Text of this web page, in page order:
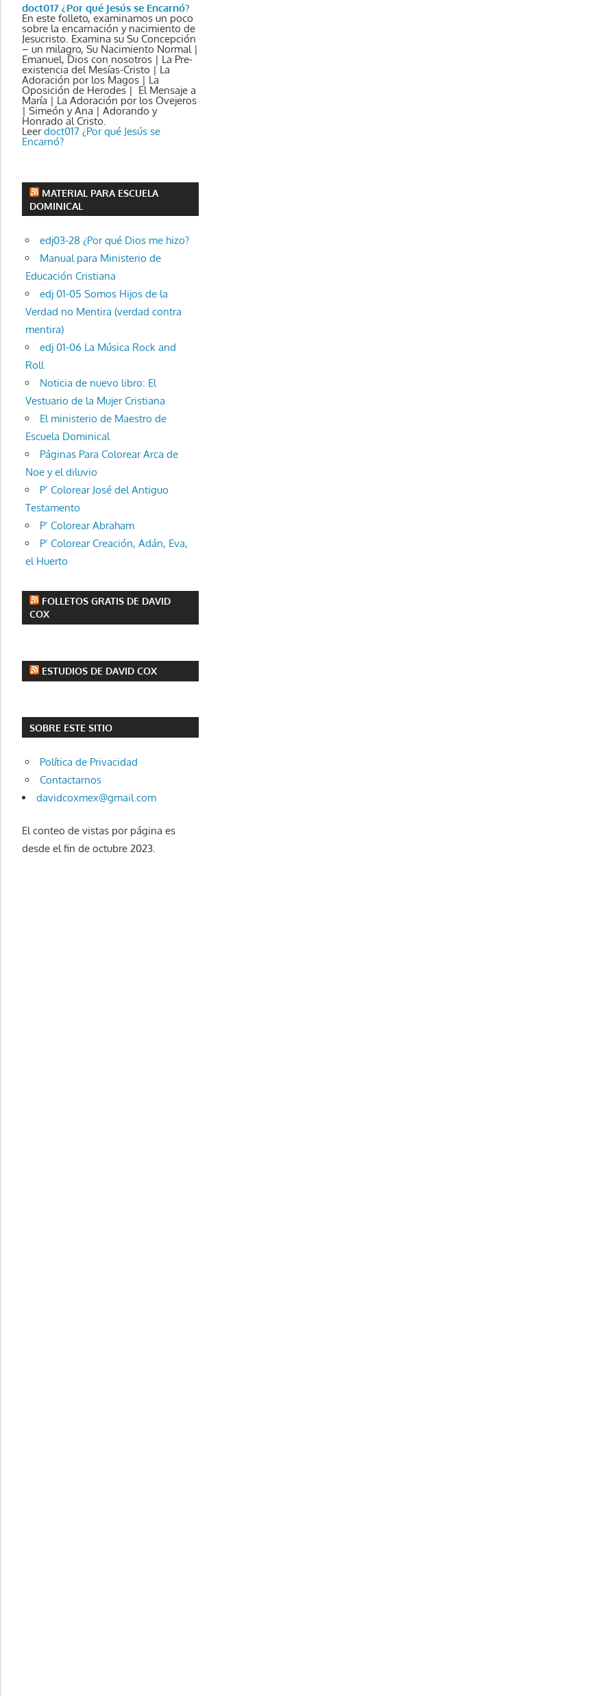
doct017 ¿Por qué Jesús se Encarnó?
En este folleto, examinamos un poco
sobre la encarnación y nacimiento de
Jesucristo. Examina su Su Concepción
– un milagro, Su Nacimiento Normal |
Emanuel, Dios con nosotros | La Pre-
existencia del Mesías-Cristo | La
Adoración por los Magos | La
Oposición de Herodes | El Mensaje a
María | La Adoración por los Ovejeros
| Simeón y Ana | Adorando y
Honrado al Cristo.
Leerdoct017 ¿Por qué Jesús se
Encarnó?
MATERIAL PARA ESCUELA
DOMINICAL
edj03-28 ¿Por qué Dios me hizo?
Manual para Ministerio de
Educación Cristiana
edj 01-05 Somos Hijos de la
Verdad no Mentira (verdad contra
mentira)
edj 01-06 La Música Rock and
Roll
Noticia de nuevo libro: El
Vestuario de la Mujer Cristiana
El ministerio de Maestro de
Escuela Dominical
Páginas Para Colorear Arca de
Noe y el diluvio
P’ Colorear José del Antiguo
Testamento
P’ Colorear Abraham
P’ Colorear Creación, Adán, Eva,
el Huerto
FOLLETOS GRATIS DE DAVID
COX
ESTUDIOS DE DAVID COX
SOBRE ESTE SITIO
Política de Privacidad
Contactarnos
davidcoxmex@gmail.com
El conteo de vistas por página es
desde el fin de octubre 2023.